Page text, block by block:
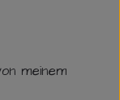
meinem